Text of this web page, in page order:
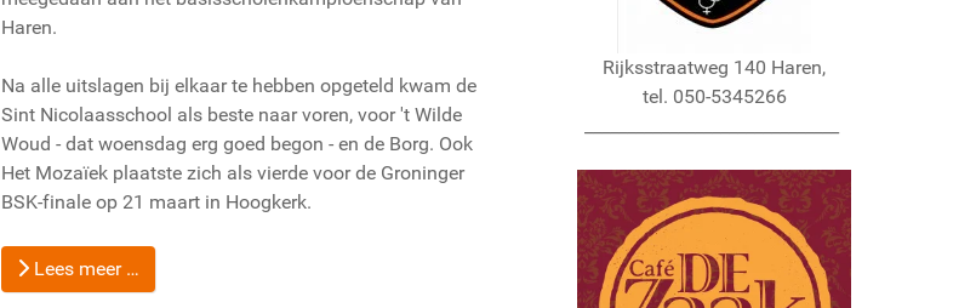
Haren.
Na alle uitslagen bij elkaar te hebben opgeteld kwam de
Sint Nicolaasschool als beste naar voren, voor 't Wilde
Woud - dat woensdag erg goed begon - en de Borg. Ook
Het Mozaïek plaatste zich als vierde voor de Groninger
BSK-finale op 21 maart in Hoogkerk.
Lees meer …
Rijksstraatweg 140 Haren,
tel. 050-5345266